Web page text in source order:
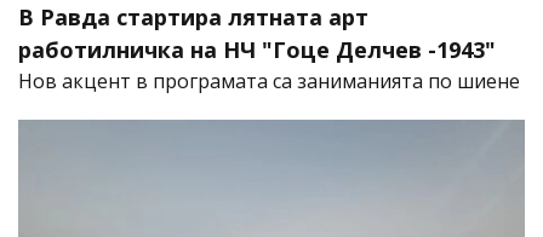
В Равда стартира лятната арт
работилничка на НЧ "Гоце Делчев -1943"
Нов акцент в програмата са заниманията по шиене